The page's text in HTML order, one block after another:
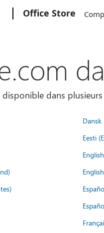
Office Store
dans
Dansk
Eesti